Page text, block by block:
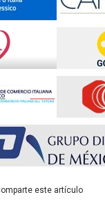
este artículo